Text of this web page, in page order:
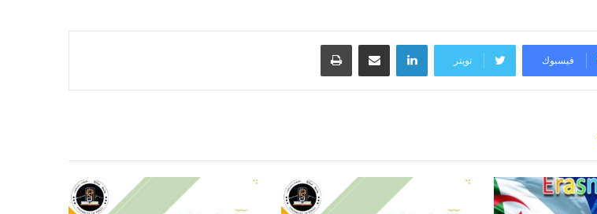
فيسبوك تويتر
لينكدإن مشاركة عبر البريد طباعة